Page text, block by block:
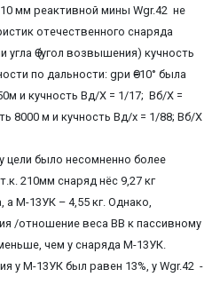
мм реактивной мины Wgr.42 не
отечественного снаряда
Ө (угол возвышения) кучность
по дальности: gри Ө=10° была
и кучность Вд/Х = 1/17; Вб/Х =
8000 м и кучность Вд/х = 1/88; Вб/Х
цели было несомненно более
210мм снаряд нёс 9,27 кг
М-13УК – 4,55 кг. Однако,
/отношение веса ВВ к пассивному
чем у снаряда М-13УК.
у М-13УК был равен 13%, у Wgr.42 -